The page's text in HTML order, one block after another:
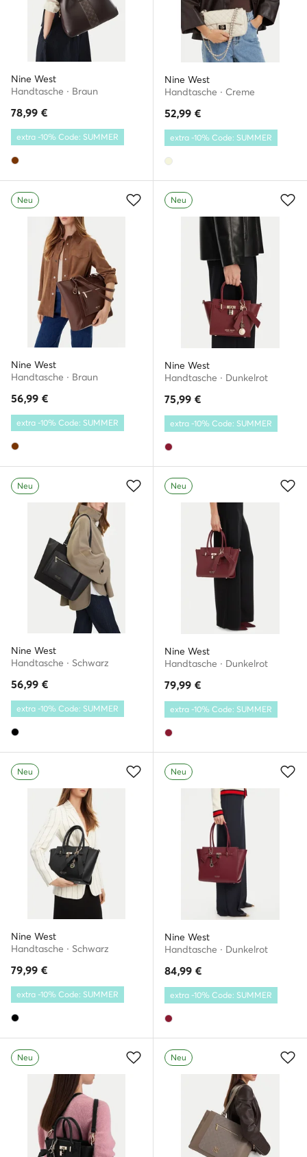
Nine West
Handtasche · Braun
78,99 €
extra -10% Code: SUMMER
Nine West
Handtasche · Creme
52,99 €
extra -10% Code: SUMMER
Neu
Nine West
Handtasche · Braun
56,99 €
extra -10% Code: SUMMER
Neu
Nine West
Handtasche · Dunkelrot
75,99 €
extra -10% Code: SUMMER
Neu
Nine West
Handtasche · Schwarz
56,99 €
extra -10% Code: SUMMER
Neu
Nine West
Handtasche · Dunkelrot
79,99 €
extra -10% Code: SUMMER
Neu
Nine West
Handtasche · Schwarz
79,99 €
extra -10% Code: SUMMER
Neu
Nine West
Handtasche · Dunkelrot
84,99 €
extra -10% Code: SUMMER
Neu Neu